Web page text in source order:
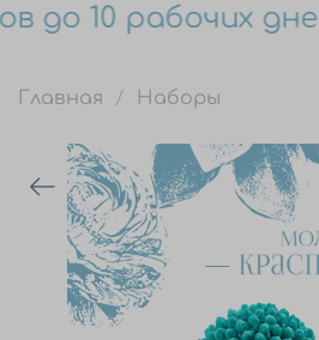
до 10 рабочих дней
Главная Наборы